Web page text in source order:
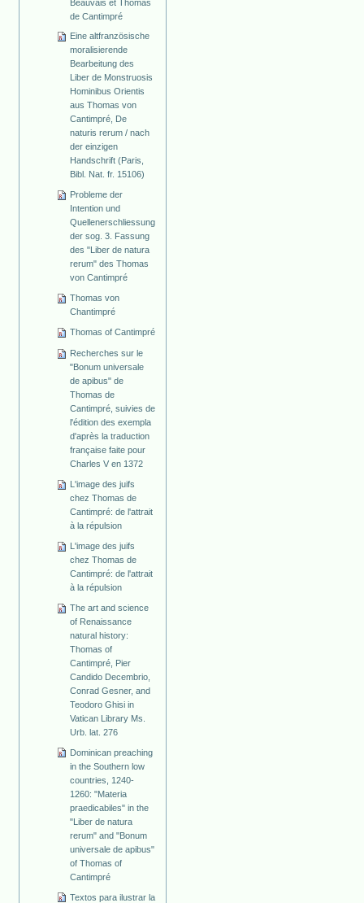
Beauvais et Thomas
de Cantimpré
Eine altfranzösische
moralisierende
Bearbeitung des
Liber de Monstruosis
Hominibus Orientis
aus Thomas von
Cantimpré, De
naturis rerum / nach
der einzigen
Handschrift (Paris,
Bibl. Nat. fr. 15106)
Probleme der
Intention und
Quellenerschliessung
der sog. 3. Fassung
des "Liber de natura
rerum" des Thomas
von Cantimpré
Thomas von
Chantimpré
Thomas of Cantimpré
Recherches sur le
"Bonum universale
de apibus" de
Thomas de
Cantimpré, suivies de
l'édition des exempla
d'après la traduction
française faite pour
Charles V en 1372
L'image des juifs
chez Thomas de
Cantimpré: de l'attrait
à la répulsion
L'image des juifs
chez Thomas de
Cantimpré: de l'attrait
à la répulsion
The art and science
of Renaissance
natural history:
Thomas of
Cantimpré, Pier
Candido Decembrio,
Conrad Gesner, and
Teodoro Ghisi in
Vatican Library Ms.
Urb. lat. 276
Dominican preaching
in the Southern low
countries, 1240-
1260: "Materia
praedicabiles" in the
"Liber de natura
rerum" and "Bonum
universale de apibus"
of Thomas of
Cantimpré
Textos para ilustrar la